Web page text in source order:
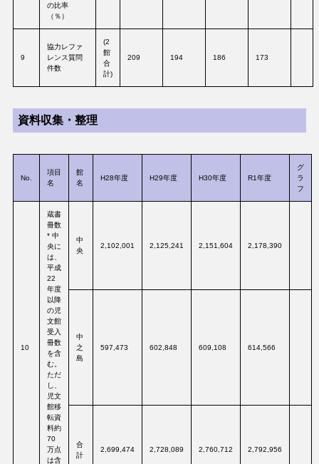
の比率
（％）
9
協力レファ
レンス質問
件数
(2
館
合
計)
209 194 186 173
資料収集・整理
No.
項目
名
館
名
H28年度 H29年度 H30年度 R1年度
グ
ラ
フ
10
蔵書
冊数
* 中
央に
は、
平成
22
年度
以降
の児
文館
受入
冊数
を含
む。
ただ
し、
児文
館移
転資
料約
70
万点
は含
中
央
2,102,001 2,125,241 2,151,604 2,178,390
中
之
島
597,473 602,848 609,108 614,566
合
計
2,699,474 2,728,089 2,760,712 2,792,956